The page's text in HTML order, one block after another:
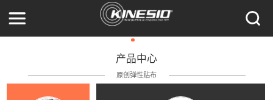
产品中心
原创弹性贴布